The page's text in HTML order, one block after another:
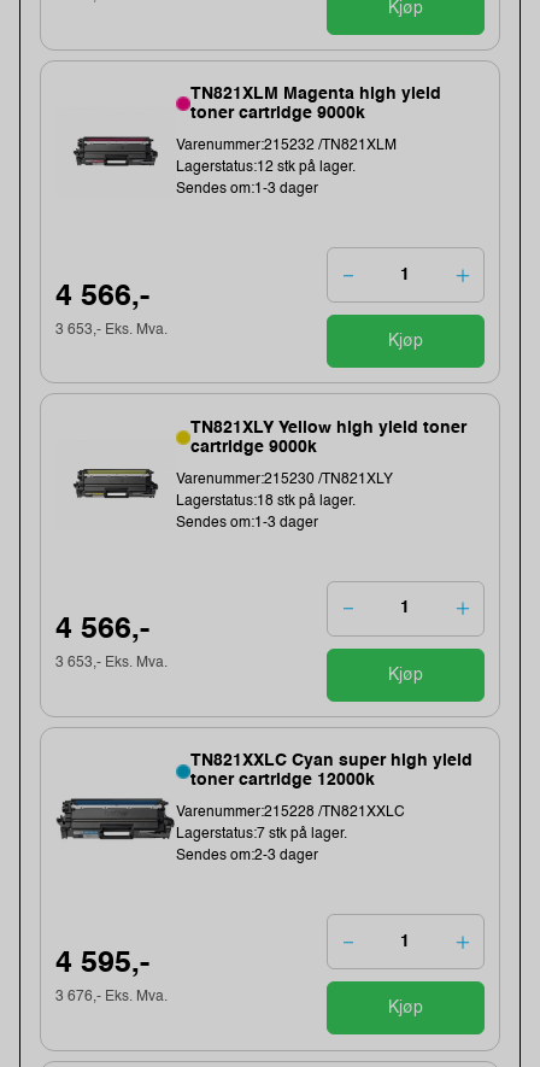
Kjøp
TN821XLM Magenta high yield
toner cartridge 9000k
Varenummer:215232 /TN821XLM
Lagerstatus:12 stk på lager.
Sendes om:1-3 dager
4 566,-
3 653,- Eks. Mva.
Kjøp
TN821XLY Yellow high yield toner
cartridge 9000k
Varenummer:215230 /TN821XLY
Lagerstatus:18 stk på lager.
Sendes om:1-3 dager
4 566,-
3 653,- Eks. Mva.
Kjøp
TN821XXLC Cyan super high yield
toner cartridge 12000k
Varenummer:215228 /TN821XXLC
Lagerstatus:7 stk på lager.
Sendes om:2-3 dager
4 595,-
3 676,- Eks. Mva.
Kjøp